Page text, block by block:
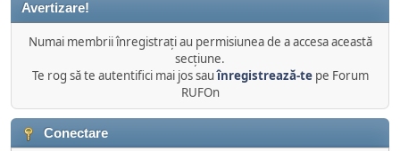
Avertizare!
Numai membrii înregistraţi au permisiunea de a accesa această
secţiune.
Te rog să te autentifici mai jos sauînregistrează-tepe Forum
RUFOn
Conectare